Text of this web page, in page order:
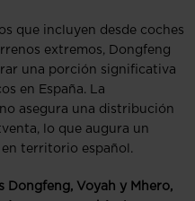
que incluyen desde coches
extremos, Dongfeng
una porción significativa
en España. La
asegura una distribución
lo que augura un
territorio español.
Dongfeng, Voyah y Mhero,